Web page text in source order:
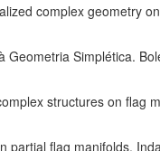
complex geometry
Simplética.
structures on flag
flag manifolds.